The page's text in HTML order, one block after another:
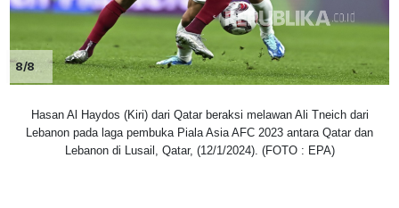
8/8
Hasan Al Haydos (Kiri) dari Qatar beraksi melawan Ali Tneich dari
Lebanon pada laga pembuka Piala Asia AFC 2023 antara Qatar dan
Lebanon di Lusail, Qatar, (12/1/2024). (FOTO : EPA)